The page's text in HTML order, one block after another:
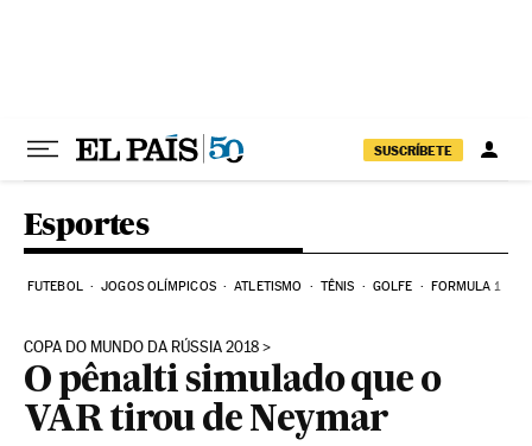
SUSCRÍBETE
Esportes
FUTEBOL JOGOS OLÍMPICOS ATLETISMO TÊNIS GOLFE FORMULA 1
COPA DO MUNDO DA RÚSSIA 2018
O pênalti simulado que o
VAR tirou de Neymar